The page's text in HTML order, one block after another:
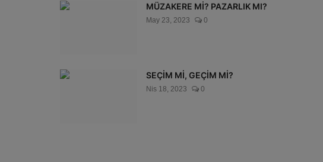
MÜZAKERE Mİ? PAZARLIK MI?
May 23, 2023 0
SEÇİM Mİ, GEÇİM Mİ?
Nis 18, 2023 0